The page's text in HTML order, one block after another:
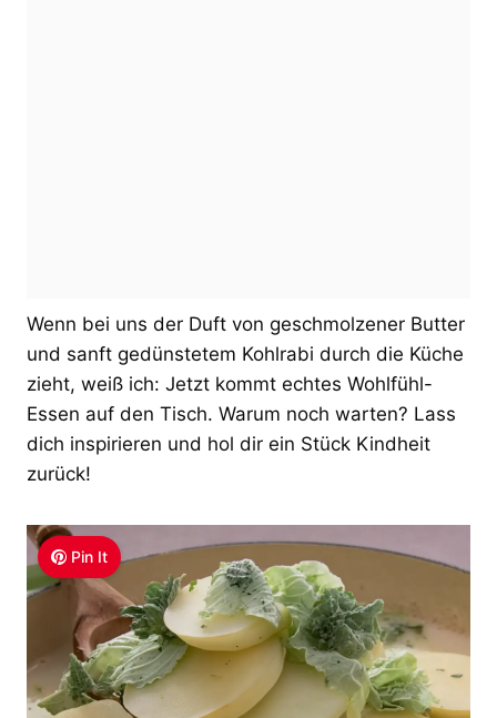
Wenn bei uns der Duft von geschmolzener Butter
und sanft gedünstetem Kohlrabi durch die Küche
zieht, weiß ich: Jetzt kommt echtes Wohlfühl-
Essen auf den Tisch. Warum noch warten? Lass
dich inspirieren und hol dir ein Stück Kindheit
zurück!
Pin It